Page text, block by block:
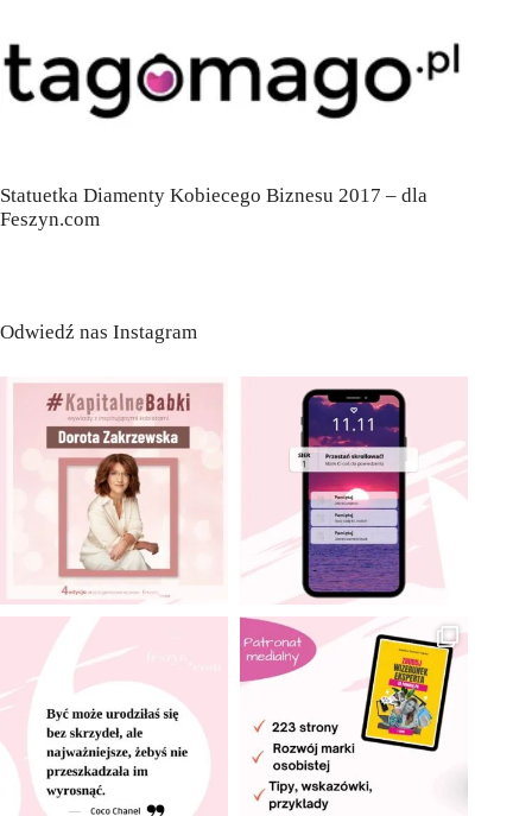
Statuetka Diamenty Kobiecego Biznesu 2017 – dla
Feszyn.com
Odwiedź nas Instagram